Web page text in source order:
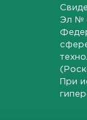
Эл №
При